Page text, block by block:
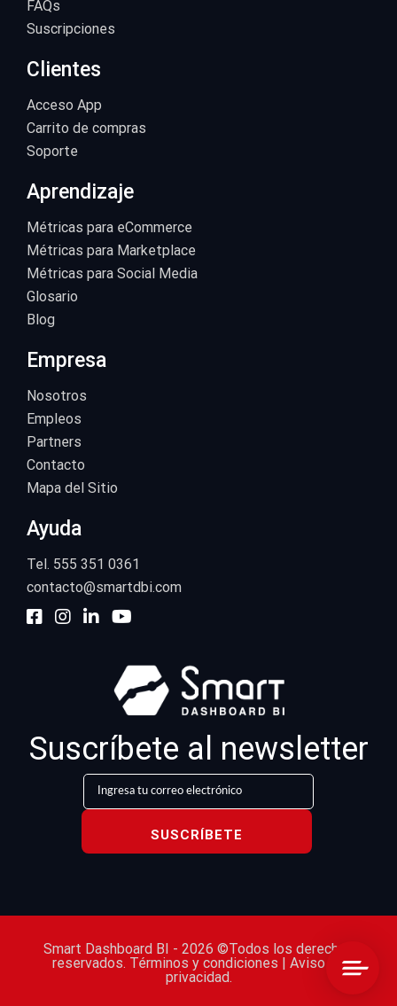
FAQs
Suscripciones
Clientes
Acceso App
Carrito de compras
Soporte
Aprendizaje
Métricas para eCommerce
Métricas para Marketplace
Métricas para Social Media
Glosario
Blog
Empresa
Nosotros
Empleos
Partners
Contacto
Mapa del Sitio
Ayuda
Tel. 555 351 0361
contacto@smartdbi.com
Suscríbete al newsletter
SUSCRÍBETE
Smart Dashboard BI - 2026 ©Todos los derechos
reservados. Términos y condiciones | Aviso de
privacidad.